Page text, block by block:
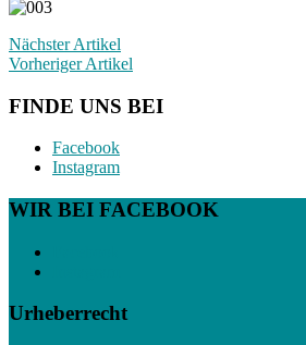
Nächster Artikel
Vorheriger Artikel
FINDE UNS BEI
Facebook
Instagram
WIR BEI FACEBOOK
Urheberrecht